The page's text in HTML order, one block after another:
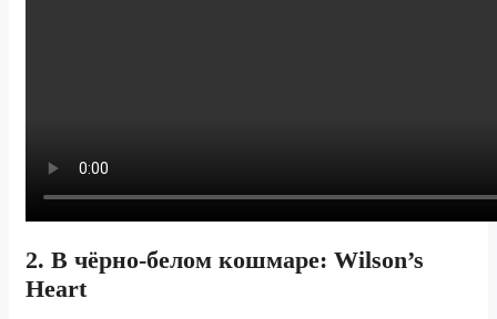
2. В чёрно-белом кошмаре: Wilson’s
Heart